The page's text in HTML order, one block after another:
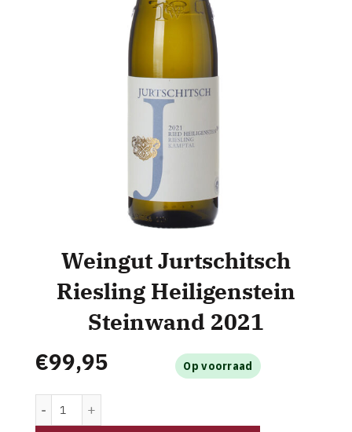
Weingut Jurtschitsch
Riesling Heiligenstein
Steinwand 2021
€99,95 Op voorraad